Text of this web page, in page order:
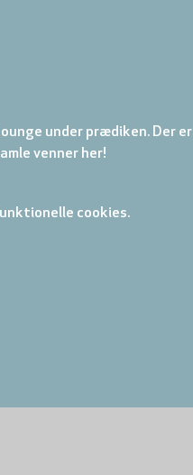
under prædiken. Der er
venner her!
cookies.